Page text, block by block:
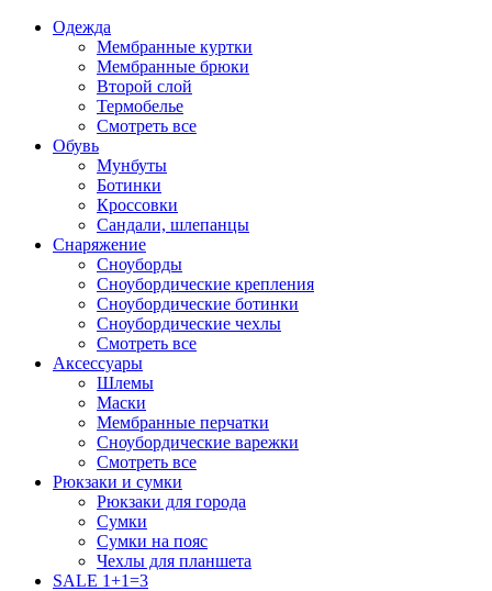
Одежда
Мембранные куртки
Мембранные брюки
Второй слой
Термобелье
Смотреть все
Обувь
Мунбуты
Ботинки
Кроссовки
Сандали, шлепанцы
Снаряжение
Сноуборды
Сноубордические крепления
Сноубордические ботинки
Сноубордические чехлы
Смотреть все
Аксессуары
Шлемы
Маски
Мембранные перчатки
Сноубордические варежки
Смотреть все
Рюкзаки и сумки
Рюкзаки для города
Сумки
Сумки на пояс
Чехлы для планшета
SALE 1+1=3